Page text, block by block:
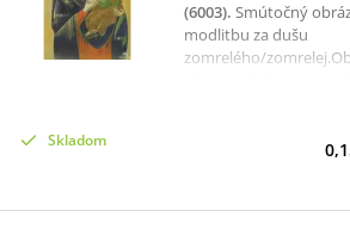
(6003). Smútočný
modlitbu za dušu
zomrelého/
Ježišovmu za
je za 1 ks.Rozmer: 6,5 x
Skladom